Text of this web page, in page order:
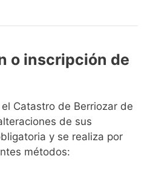
o inscripción de
Catastro de Berriozar de
de sus
y se realiza por
métodos: